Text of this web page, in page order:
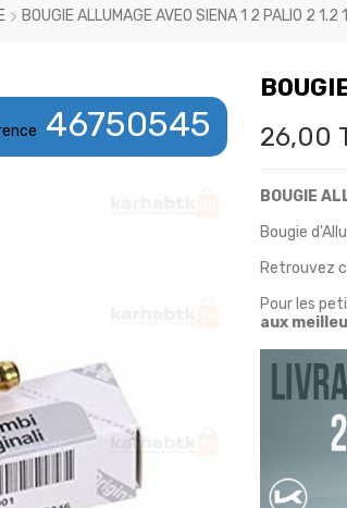
BOUGIE ALLUMAGE AVEO SIENA 1 2 PALIO 2 1.2
46750545 26,00
BOUGIE
Bougie
Retrouvez
Pour les
aux